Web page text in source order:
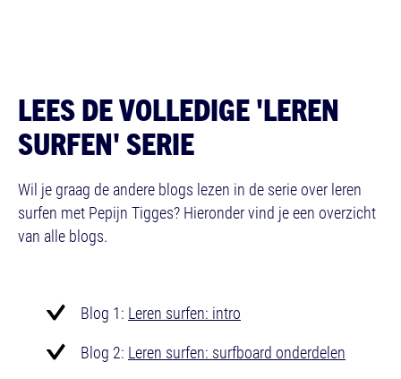
LEES DE VOLLEDIGE 'LEREN
SURFEN' SERIE
Wil je graag de andere blogs lezen in de serie over leren
surfen met Pepijn Tigges? Hieronder vind je een overzicht
van alle blogs.
Blog 1: Leren surfen: intro
Blog 2: Leren surfen: surfboard onderdelen